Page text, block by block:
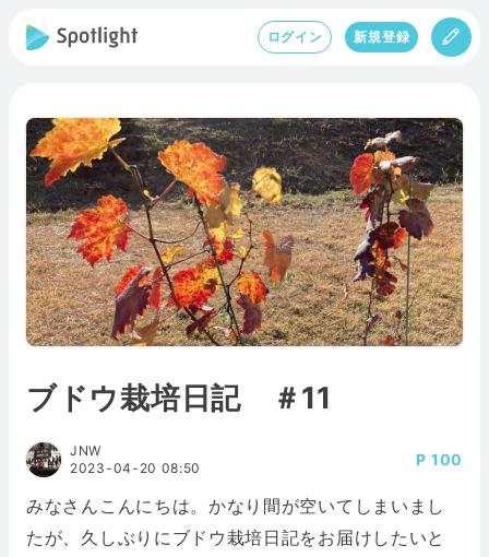
ログイン 新規登録
ブドウ栽培日記 ＃11
JNW
2023-04-20 08:50
100
みなさんこんにちは。かなり間が空いてしまいまし
たが、久しぶりにブドウ栽培日記をお届けしたいと